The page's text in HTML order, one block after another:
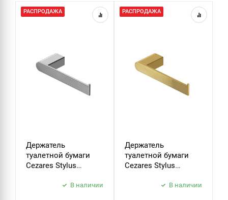
РАСПРОДАЖА
Держатель
туалетной бумаги
Cezares Stylus
В наличии
РАСПРОДАЖА
Держатель
туалетной бумаги
Cezares Stylus
брашированноеВ наличии